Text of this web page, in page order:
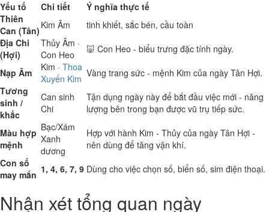
Yếu tố
Chi tiết
Ý nghĩa thực tế
Thiên
Can (Tân) Kim Âm
tinh khiết, sắc bén, cầu toàn
Địa Chi
(Hợi)
Thủy Âm ·
Con Heo
🐷 Con Heo - biểu trưng đặc tính ngày.
Nạp Âm
Kim · Thoa
Xuyến Kim Vàng trang sức - mệnh Kim của ngày Tân Hợi.
Tương
sinh /
khắc
Can sinh
Chi
Tận dụng ngày này để bắt đầu việc mới - năng
lượng bên trong bạn được vũ trụ tiếp sức.
Màu hợp
mệnh
Bạc/Xám
Xanh
dương
Hợp với hành Kim - Thủy của ngày Tân Hợi -
nên dùng để tăng vận khí.
Con số
may mắn 1, 4, 6, 7, 9 Dùng cho việc chọn số, biển số, sim điện thoại.
Nhận xét tổng quan ngày